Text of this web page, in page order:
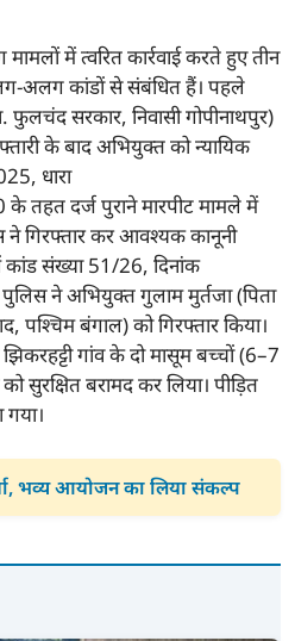
में त्वरित कार्रवाई करते हुए तीन
अलग कांडों से संबंधित हैं। पहले
सरकार, निवासी गोपीनाथपुर)
के बाद अभियुक्त को न्यायिक
धारा
दर्ज पुराने मारपीट मामले में
गिरफ्तार कर आवश्यक कानूनी
कांड संख्या 51/26, दिनांक
ने अभियुक्त गुलाम मुर्तजा (पिता
पश्चिम बंगाल) को गिरफ्तार किया।
गांव के दो मासूम बच्चों (6–7
सुरक्षित बरामद कर लिया। पीड़ित
भव्य आयोजन का लिया संकल्प